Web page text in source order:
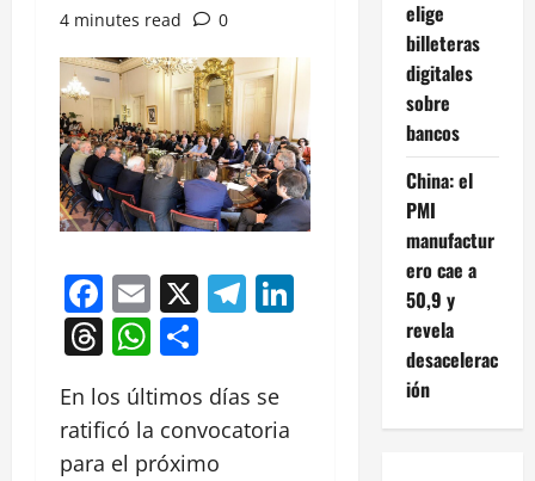
4 minutes read
0
Facebook
Email
X Telegram
LinkedIn
Threads
WhatsApp
En los últimos días se
ratificó la convocatoria
para el próximo
elige
billeteras
digitales
sobre
bancos
China: el
PMI
manufactur
ero cae a
50,9 y
revela
desacelerac
ión